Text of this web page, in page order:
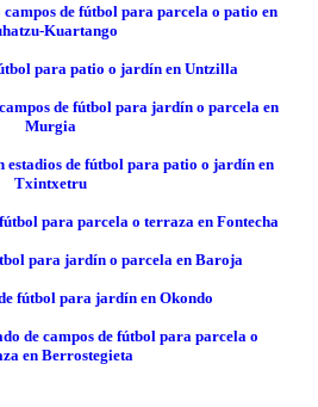
de fútbol para parcela o patio en
Kuartango
para patio o jardín en Untzilla
de fútbol para jardín o parcela en
Murgia
estadios de fútbol para patio o jardín en
Txintxetru
para parcela o terraza en Fontecha
para jardín o parcela en Baroja
fútbol para jardín en Okondo
de campos de fútbol para parcela o
en Berrostegieta